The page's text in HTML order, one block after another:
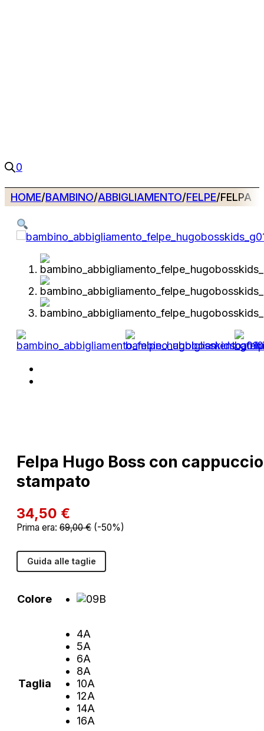
0
HOME/BAMBINO/ABBIGLIAMENTO/FELPE/FELPA
Felpa Hugo Boss con
stampato
34,50 €
Prima era: 69,00€ (-50%)
Guida alle taglie
Colore
Taglia
4A
5A
6A
8A
10A
12A
14A
16A